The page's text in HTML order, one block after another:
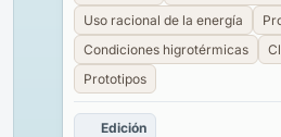
Uso racional de la energía
Condiciones higrotérmicas
Prototipos
Edición